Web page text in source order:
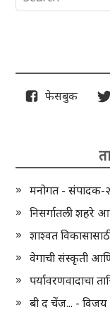
फेसबुक
मनोगत - संपादक-
निसर्गातली शहरे
शाश्वत
वेगाची संस्कृती
पर्यावरणवादाचा
बी द चेंज... - विजय